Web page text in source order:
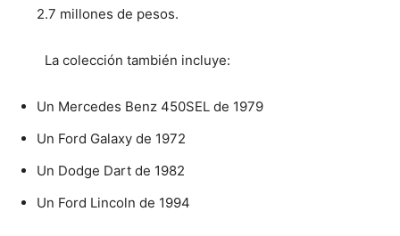
2.7 millones de pesos.
La colección también incluye:
Un Mercedes Benz 450SEL de 1979
Un Ford Galaxy de 1972
Un Dodge Dart de 1982
Un Ford Lincoln de 1994